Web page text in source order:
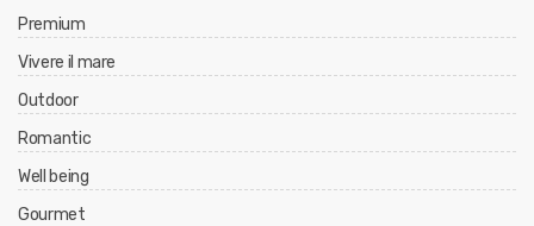
Premium
Vivere il mare
Outdoor
Romantic
Well being
Gourmet